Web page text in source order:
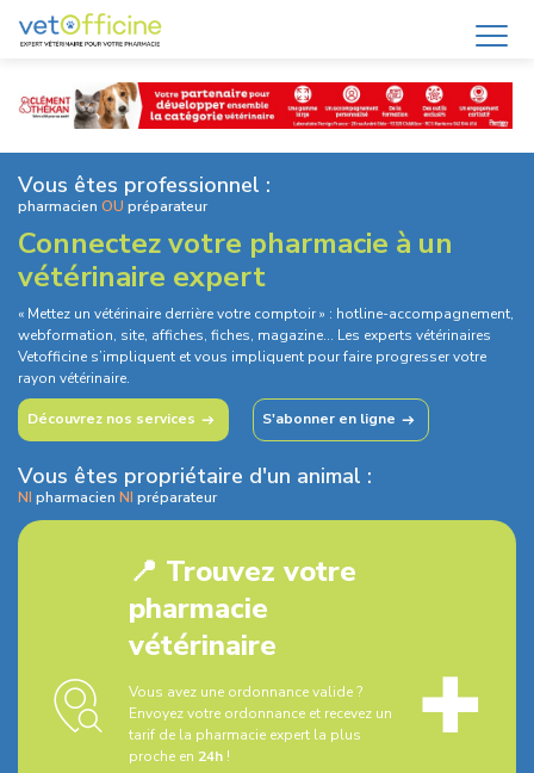
Vous êtes professionnel :
pharmacien OU préparateur
Connectez votre pharmacie à un
vétérinaire expert
« Mettez un vétérinaire derrière votre comptoir » : hotline-accompagnement,
webformation, site, affiches, fiches, magazine… Les experts vétérinaires
Vetofficine s’impliquent et vous impliquent pour faire progresser votre
rayon vétérinaire.
Découvrez nos services S'abonner en ligne
Vous êtes propriétaire d'un animal :
NI pharmacien NI préparateur
📍 Trouvez votre
pharmacie
vétérinaire
Vous avez une ordonnance valide ?
Envoyez votre ordonnance et recevez un
tarif de la pharmacie expert la plus
proche en 24h !
✚